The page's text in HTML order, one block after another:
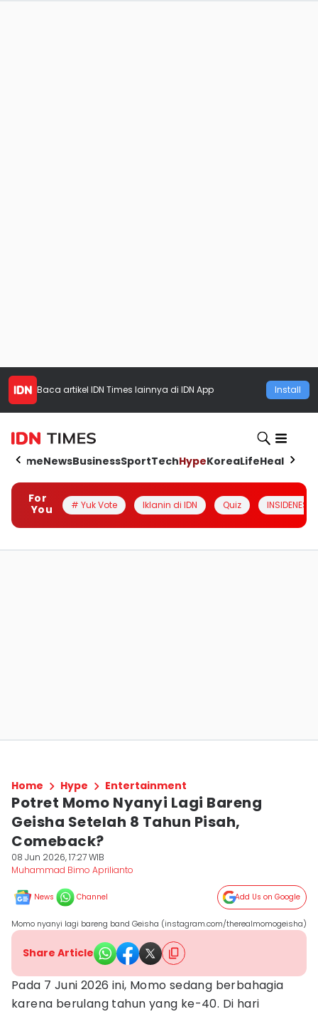
Baca artikel IDN Times lainnya di IDN App Install
HomeNewsBusinessSportTechHypeKoreaLifeHealth
For
You
# Yuk Vote Iklanin di IDN Quiz INSIDENESIA
Home Hype Entertainment
Potret Momo Nyanyi Lagi Bareng
Geisha Setelah 8 Tahun Pisah,
Comeback?
08 Jun 2026, 17:27 WIB
Muhammad Bimo Aprilianto
News Channel Add Us on Google
Momo nyanyi lagi bareng band Geisha (instagram.com/therealmomogeisha)
Share Article
Pada 7 Juni 2026 ini, Momo sedang berbahagia
karena berulang tahun yang ke-40. Di hari